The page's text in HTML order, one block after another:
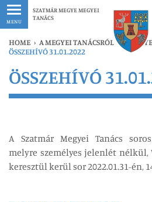
MENU
SZATMÁR MEGYE MEGYEI
TANÁCS
Legfrissebb
HOME › A MEGYEI TANÁCSRÓL › A
ÖSSZEHÍVÓ 31.01.2022
ÖSSZEHÍVÓ
A Szatmár Megyei Tanács
melyre személyes jelenlét nélkül,
keresztül kerül sor 2022.01.31-én,